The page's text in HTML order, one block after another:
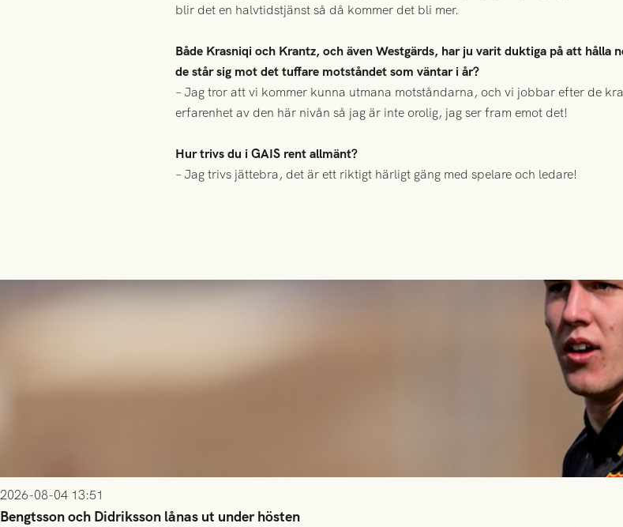
blir det en halvtidstjänst så då kommer det bli mer.
Både Krasniqi och Krantz, och även Westgärds, har ju varit duktiga på att hålla
de står sig mot det tuffare motståndet som väntar i år?
– Jag tror att vi kommer kunna utmana motståndarna, och vi jobbar efter de
erfarenhet av den här nivån så jag är inte orolig, jag ser fram emot det!
Hur trivs du i GAIS rent allmänt?
– Jag trivs jättebra, det är ett riktigt härligt gäng med spelare och ledare!
2026-08-04 13:51
Bengtsson och Didriksson lånas ut under hösten